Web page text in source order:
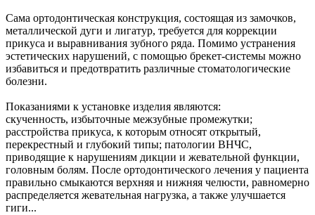
Сама ортодонтическая конструкция, состоящая из замочков,
металлической дуги и лигатур, требуется для коррекции
прикуса и выравнивания зубного ряда. Помимо устранения
эстетических нарушений, с помощью брекет-системы можно
избавиться и предотвратить различные стоматологические
болезни.
Показаниями к установке изделия являются:
скученность, избыточные межзубные промежутки;
расстройства прикуса, к которым относят открытый,
перекрестный и глубокий типы; патологии ВНЧС,
приводящие к нарушениям дикции и жевательной функции,
головным болям. После ортодонтического лечения у пациента
правильно смыкаются верхняя и нижняя челюсти, равномерно
распределяется жевательная нагрузка, а также улучшается
гиги...